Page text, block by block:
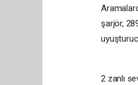
şarjör,
2 zanlı